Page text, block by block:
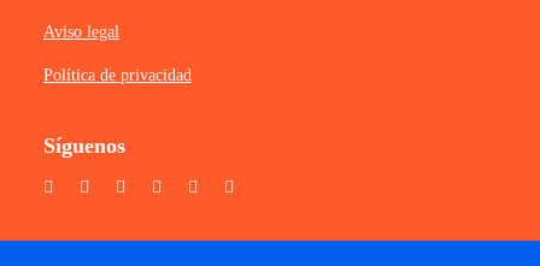
Aviso legal
Política de privacidad
Síguenos